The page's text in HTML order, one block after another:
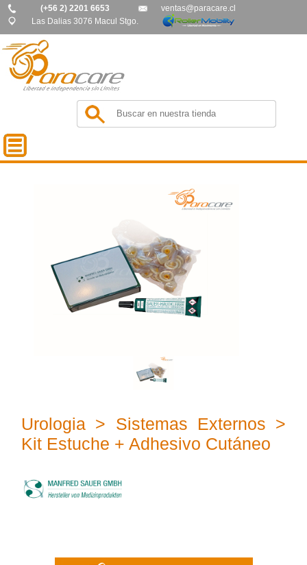
(+56 2) 2201 6653
ventas@paracare.cl
Las Dalias 3076 Macul Stgo.
Urologia > Sistemas Externos >
Kit Estuche + Adhesivo Cutáneo